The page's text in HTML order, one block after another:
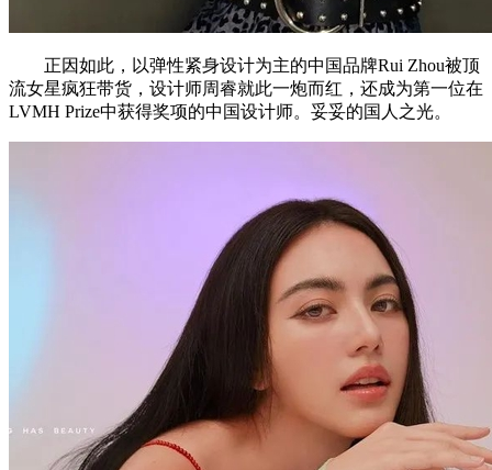
正因如此，以弹性紧身设计为主的中国品牌Rui Zhou被顶
流女星疯狂带货，设计师周睿就此一炮而红，还成为第一位在
LVMH Prize中获得奖项的中国设计师。妥妥的国人之光。